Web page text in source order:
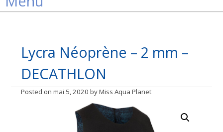
to
Lycra Néoprène – 2 mm –
DECATHLON
Posted onmai 5, 2020 byMiss Aqua Planet